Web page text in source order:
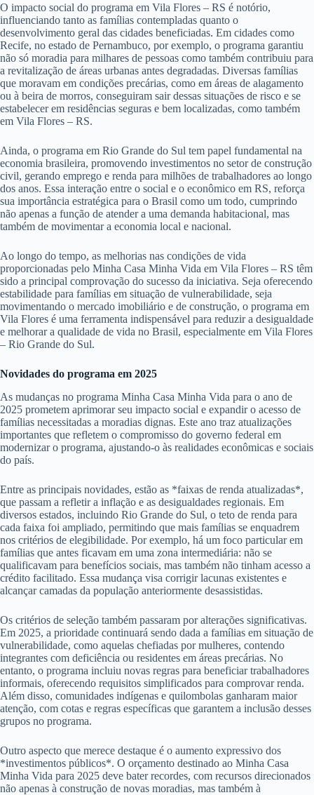
O impacto social do programa em Vila Flores – RS é notório,
influenciando tanto as famílias contempladas quanto o
desenvolvimento geral das cidades beneficiadas. Em cidades como
Recife, no estado de Pernambuco, por exemplo, o programa garantiu
não só moradia para milhares de pessoas como também contribuiu para
a revitalização de áreas urbanas antes degradadas. Diversas famílias
que moravam em condições precárias, como em áreas de alagamento
ou à beira de morros, conseguiram sair dessas situações de risco e se
estabelecer em residências seguras e bem localizadas, como também
em Vila Flores – RS.
Ainda, o programa em Rio Grande do Sul tem papel fundamental na
economia brasileira, promovendo investimentos no setor de construção
civil, gerando emprego e renda para milhões de trabalhadores ao longo
dos anos. Essa interação entre o social e o econômico em RS, reforça
sua importância estratégica para o Brasil como um todo, cumprindo
não apenas a função de atender a uma demanda habitacional, mas
também de movimentar a economia local e nacional.
Ao longo do tempo, as melhorias nas condições de vida
proporcionadas pelo Minha Casa Minha Vida em Vila Flores – RS têm
sido a principal comprovação do sucesso da iniciativa. Seja oferecendo
estabilidade para famílias em situação de vulnerabilidade, seja
movimentando o mercado imobiliário e de construção, o programa em
Vila Flores é uma ferramenta indispensável para reduzir a desigualdade
e melhorar a qualidade de vida no Brasil, especialmente em Vila Flores
– Rio Grande do Sul.
Novidades do programa em 2025
As mudanças no programa Minha Casa Minha Vida para o ano de
2025 prometem aprimorar seu impacto social e expandir o acesso de
famílias necessitadas a moradias dignas. Este ano traz atualizações
importantes que refletem o compromisso do governo federal em
modernizar o programa, ajustando-o às realidades econômicas e sociais
do país.
Entre as principais novidades, estão as *faixas de renda atualizadas*,
que passam a refletir a inflação e as desigualdades regionais. Em
diversos estados, incluindo Rio Grande do Sul, o teto de renda para
cada faixa foi ampliado, permitindo que mais famílias se enquadrem
nos critérios de elegibilidade. Por exemplo, há um foco particular em
famílias que antes ficavam em uma zona intermediária: não se
qualificavam para benefícios sociais, mas também não tinham acesso a
crédito facilitado. Essa mudança visa corrigir lacunas existentes e
alcançar camadas da população anteriormente desassistidas.
Os critérios de seleção também passaram por alterações significativas.
Em 2025, a prioridade continuará sendo dada a famílias em situação de
vulnerabilidade, como aquelas chefiadas por mulheres, contendo
integrantes com deficiência ou residentes em áreas precárias. No
entanto, o programa incluiu novas regras para beneficiar trabalhadores
informais, oferecendo requisitos simplificados para comprovar renda.
Além disso, comunidades indígenas e quilombolas ganharam maior
atenção, com cotas e regras específicas que garantem a inclusão desses
grupos no programa.
Outro aspecto que merece destaque é o aumento expressivo dos
*investimentos públicos*. O orçamento destinado ao Minha Casa
Minha Vida para 2025 deve bater recordes, com recursos direcionados
não apenas à construção de novas moradias, mas também à